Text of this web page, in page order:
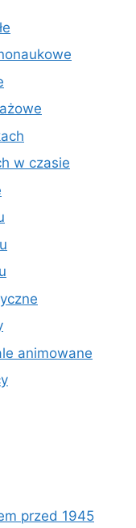
w czasie
animowane
przed 1945